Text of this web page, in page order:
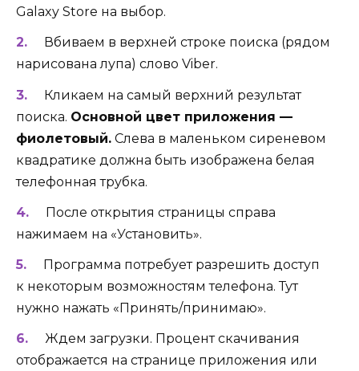
Galaxy Store на выбор.
Вбиваем в верхней строке поиска (рядом
нарисована лупа) слово Viber.
Кликаем на самый верхний результат
поиска. Основной цвет приложения —
фиолетовый. Слева в маленьком сиреневом
квадратике должна быть изображена белая
телефонная трубка.
После открытия страницы справа
нажимаем на «Установить».
Программа потребует разрешить доступ
к некоторым возможностям телефона. Тут
нужно нажать «Принять/принимаю».
Ждем загрузки. Процент скачивания
отображается на странице приложения или